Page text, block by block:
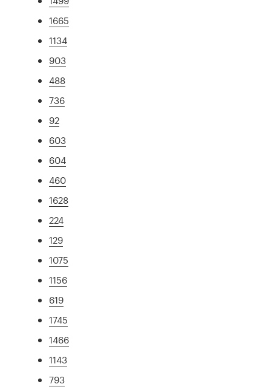
1665
1134
903
488
736
92
603
604
460
1628
224
129
1075
1156
619
1745
1466
1143
793